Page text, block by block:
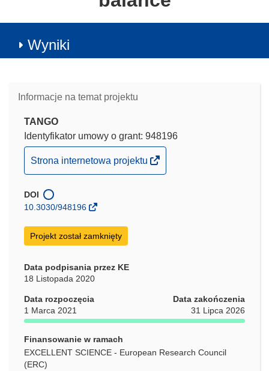
Wyniki
Informacje na temat projektu
TANGO
Identyfikator umowy o grant: 948196
(odnośnik
otworzy
w
oknie)
Strona internetowa projektu
DOI
10.3030/948196
Projekt został zamknięty
Data podpisania przez KE
18 Listopada 2020
Data rozpoczęcia
1 Marca 2021
Data zakończenia
31 Lipca 2026
Finansowanie w ramach
EXCELLENT SCIENCE - European Research Council
(ERC)